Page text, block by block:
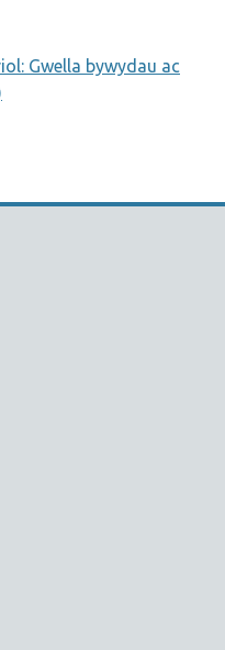
Gwella bywydau ac